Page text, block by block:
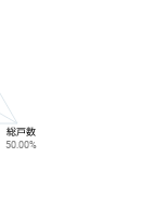
総戸数
50.00%